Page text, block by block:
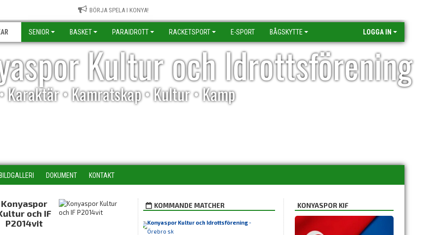
BÖRJA SPELA I KONYA!
SENIOR BASKET PARAIDROTT RACKETSPORT E-SPORT BÅGSKYTTE LOGGA IN
Kultur och Idrottsförening
Karaktär • Kamratskap • Kultur • Kamp
BILDGALLERI DOKUMENT KONTAKT
Konyaspor
och IF
P2014vit
KOMMANDE MATCHER
Konyaspor Kultur och Idrottsförening-
Örebro sk
KONYASPOR KIF